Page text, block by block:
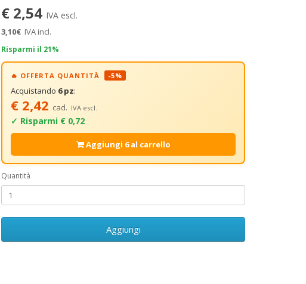
€ 2,54 IVA escl.
3,10€ IVA incl.
Risparmi il 21%
🔥 OFFERTA QUANTITÀ -5%
Acquistando 6 pz:
€ 2,42 cad. IVA escl.
✓ Risparmi € 0,72
Aggiungi 6 al carrello
Quantità
Aggiungi